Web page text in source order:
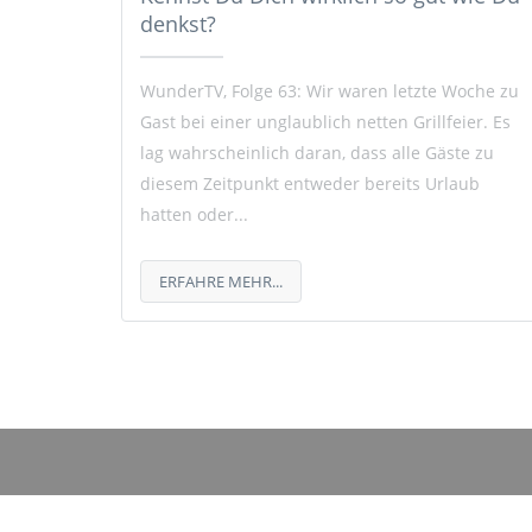
denkst?
WunderTV, Folge 63: Wir waren letzte Woche zu
Gast bei einer unglaublich netten Grillfeier. Es
lag wahrscheinlich daran, dass alle Gäste zu
diesem Zeitpunkt entweder bereits Urlaub
hatten oder...
ERFAHRE MEHR...